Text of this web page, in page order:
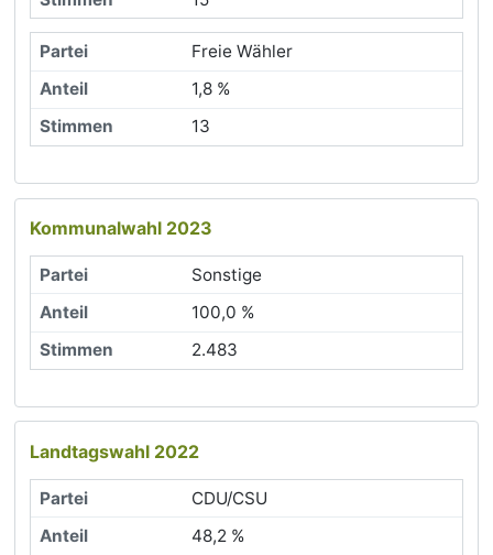
Freie Wähler
1,8 %
13
Kommunalwahl 2023
Sonstige
100,0 %
2.483
Landtagswahl 2022
CDU/CSU
48,2 %